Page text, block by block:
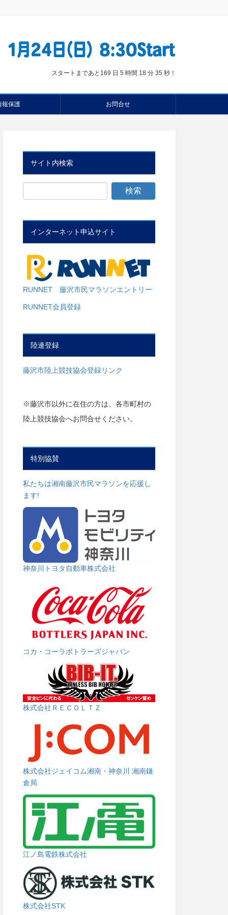
スタートまであと 169 日 5 時間 18 分 34 秒 ！
報保護 お問合せ
サイト内検索
インターネット申込サイト
RUNNET 藤沢市民マラソンエントリー
RUNNET会員登録
陸連登録
藤沢市陸上競技協会登録リンク
※藤沢市以外に在住の方は、各市町村の
陸上競技協会へお問合せください。
特別協賛
私たちは湘南藤沢市民マラソンを応援し
ます!
神奈川トヨタ自動車株式会社
コカ・コーラボトラーズジャパン
株式会社ＲＥＣＯＬＴＺ
株式会社ジェイコム湘南・神奈川 湘南鎌
倉局
江ノ島電鉄株式会社
株式会社STK